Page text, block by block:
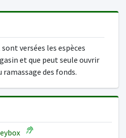
versées les espèces
et que peut seule ouvrir
des fonds.